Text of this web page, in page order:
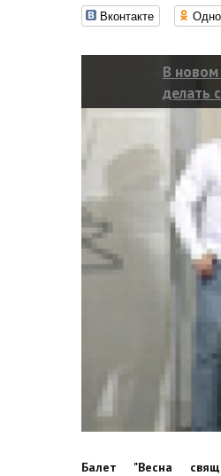
Вконтакте
В новом
делать
Балет "Весна